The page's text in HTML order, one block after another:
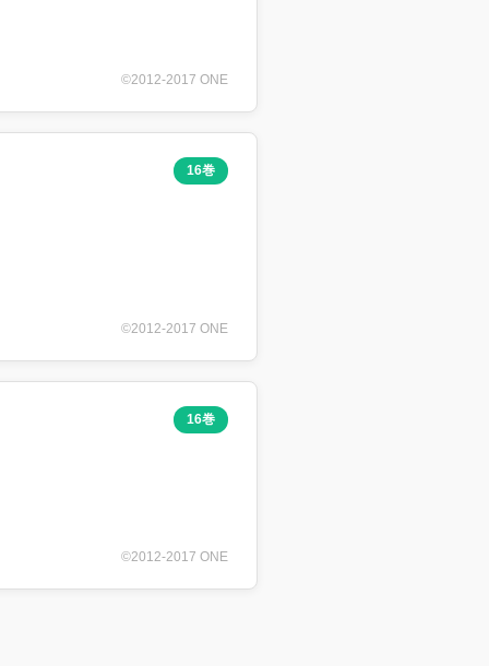
©2012-2017 ONE
16巻
©2012-2017 ONE
16巻
©2012-2017 ONE